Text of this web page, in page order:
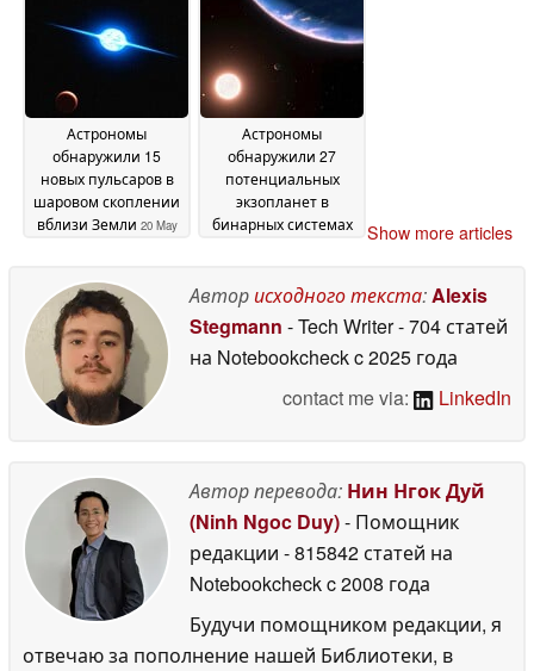
Астрономы
обнаружили 15
новых пульсаров в
шаровом скоплении
вблизи Земли 20 May
Астрономы
обнаружили 27
потенциальных
экзопланет в
бинарных системах
Show more articles
Авторисходного текста:Alexis
Stegmann - Tech Writer- 704 статей
на Notebookcheckc 2025 года
contact me via:
LinkedIn
Автор перевода: Нин Нгок Дуй
(Ninh Ngoc Duy)- Помощник
редакции - 815842 статей на
Notebookcheckc 2008 года
Будучи помощником редакции, я
отвечаю за пополнение нашей Библиотеки, в